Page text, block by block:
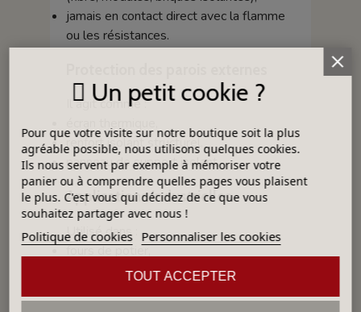
jamais en contact direct avec la flamme
ou les résistances.
Il agit comme :
renfort isolant structurel,
panneau de support isolant.
Applications industrielles
Utilisé dans :
fours de potier,
fours industriels,
Un petit cookie ?
Pour que votre visite sur notre boutique soit la plus
agréable possible, nous utilisons quelques cookies.
Ils nous servent par exemple à mémoriser votre
panier ou à comprendre quelles pages vous plaisent
le plus. C'est vous qui décidez de ce que vous
souhaitez partager avec nous !
Politique de cookies Personnaliser les cookies
TOUT ACCEPTER